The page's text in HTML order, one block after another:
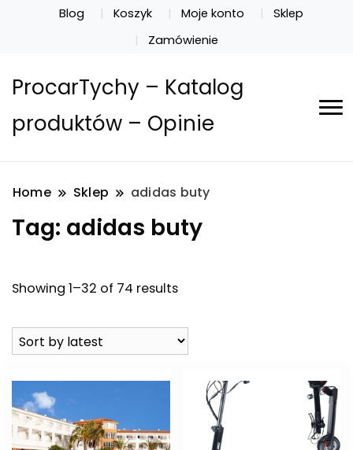
Blog Koszyk Moje konto
Sklep
Zamówienie
ProcarTychy – Katalog
produktów – Opinie
Home Sklep adidas buty
Tag: adidas buty
Showing 1–32 of 74 results